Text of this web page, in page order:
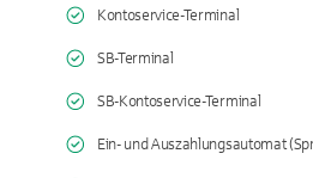
Kontoservice-Terminal
SB-Terminal
SB-Kontoservice-Terminal
Ein- und Auszahlungsautomat